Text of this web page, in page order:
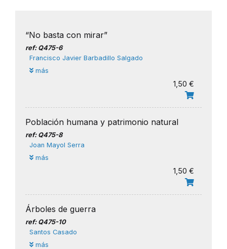
“No basta con mirar”
ref: Q475-6
Francisco Javier Barbadillo Salgado
más
1,50 €
Población humana y patrimonio natural
ref: Q475-8
Joan Mayol Serra
más
1,50 €
Árboles de guerra
ref: Q475-10
Santos Casado
más